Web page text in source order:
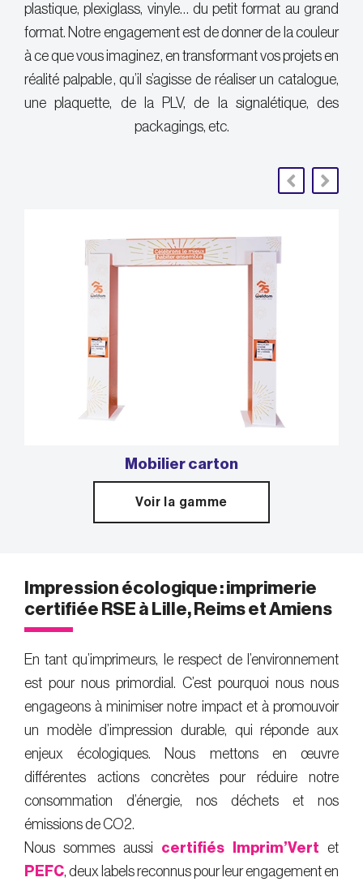
plastique, plexiglass, vinyle… du petit format au grand
format. Notre engagement est de donner de la couleur
à ce que vous imaginez, en transformant vos projets en
réalité palpable , qu’il s’agisse de réaliser un catalogue,
une plaquette, de la PLV, de la signalétique, des
packagings, etc.
Mobilier carton
Voir la gamme
Impression écologique : imprimerie
certifiée RSE à Lille, Reims et Amiens
En tant qu’imprimeurs, le respect de l’environnement
est pour nous primordial. C’est pourquoi nous nous
engageons à minimiser notre impact et à promouvoir
un modèle d’impression durable, qui réponde aux
enjeux écologiques. Nous mettons en œuvre
différentes actions concrètes pour réduire notre
consommation d’énergie, nos déchets et nos
émissions de CO2.
Nous sommes aussi certifiés Imprim’Vert et
PEFC, deux labels reconnus pour leur engagement en